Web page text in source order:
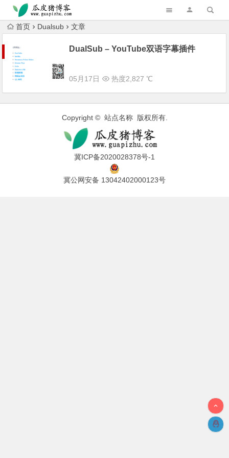
跳转到主内容
首页 Dualsub 文章
DualSub – YouTube双语字幕插件
05月17日 热度2,827 ℃
Copyright © 站点名称 版权所有.
冀ICP备2020028378号-1
冀公网安备 13042402000123号